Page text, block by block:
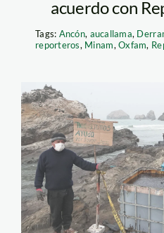
acuerdo con
Tags: Ancón, aucallama,
reporteros, Minam,Oxfam,
pescador-
de-